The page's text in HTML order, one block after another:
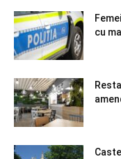
cu